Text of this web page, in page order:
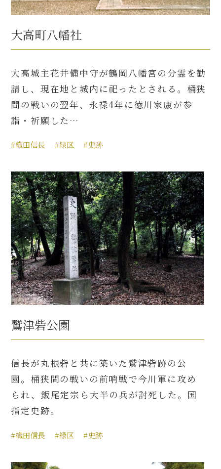
大高町八幡社
大高城主花井備中守が鶴岡八幡宮の分霊を勧
請し、現在地と城内に祀ったとされる。桶狭
間の戦いの翌年、永禄4年に徳川家康が参
詣・祈願した…
#織田信長 #緑区 #史跡
鷲津砦公園
信長が丸根砦と共に築いた鷲津砦跡の公
園。桶狭間の戦いの前哨戦で今川軍に攻め
られ、飯尾定宗ら大半の兵が討死した。国
指定史跡。
#織田信長 #緑区 #史跡